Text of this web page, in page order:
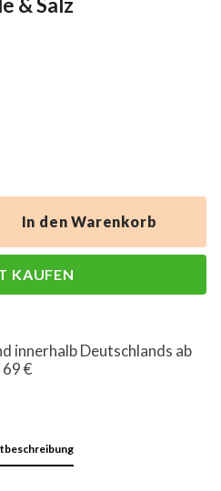
& Salz
In den Warenkorb
KAUFEN
innerhalb Deutschlands ab
69 €